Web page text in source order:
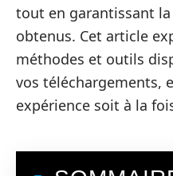
tout en garantissant la
obtenus. Cet article
méthodes et outils
vos téléchargements,
expérience soit à la